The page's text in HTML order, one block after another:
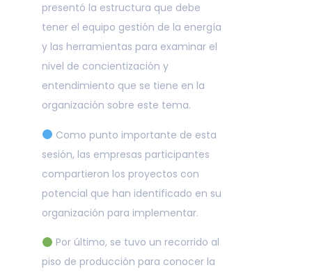
presentó la estructura que debe
tener el equipo gestión de la energía
y las herramientas para examinar el
nivel de concientización y
entendimiento que se tiene en la
organización sobre este tema.
Como punto importante de esta
sesión, las empresas participantes
compartieron los proyectos con
potencial que han identificado en su
organización para implementar.
Por último, se tuvo un recorrido al
piso de producción para conocer la